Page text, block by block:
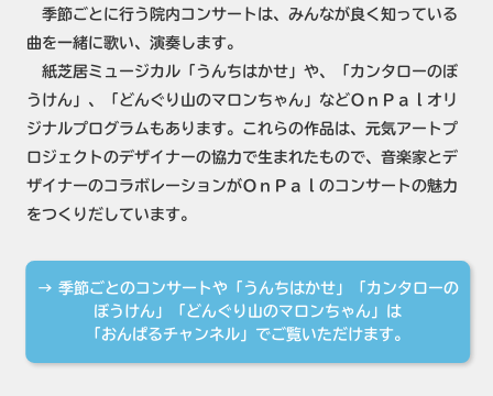
季節ごとに行う院内コンサートは、みんなが良く知っている
曲を一緒に歌い、演奏します。
紙芝居ミュージカル「うんちはかせ」や、「カンタローのぼ
うけん」、「どんぐり山のマロンちゃん」などＯｎＰａｌオリ
ジナルプログラムもあります。これらの作品は、元気アートプ
ロジェクトのデザイナーの協力で生まれたもので、音楽家とデ
ザイナーのコラボレーションがＯｎＰａｌのコンサートの魅力
をつくりだしています。
→ 季節ごとのコンサートや「うんちはかせ」「カンタローの
ぼうけん」「どんぐり山のマロンちゃん」は
「おんぱるチャンネル」でご覧いただけます。